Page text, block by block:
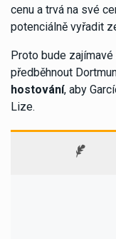
cenu a trvá na své
potenciálně vyřadit
Proto bude
předběhnout
hostování, aby
Lize.